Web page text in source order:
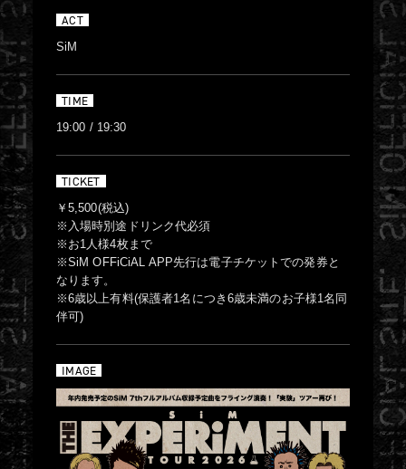
ACT
SiM
TIME
19:00 / 19:30
TICKET
￥5,500(税込)
※入場時別途ドリンク代必須
※お1人様4枚まで
※SiM OFFiCiAL APP先行は電子チケットでの発券と
なります。
※6歳以上有料(保護者1名につき6歳未満のお子様1名同
伴可)
IMAGE